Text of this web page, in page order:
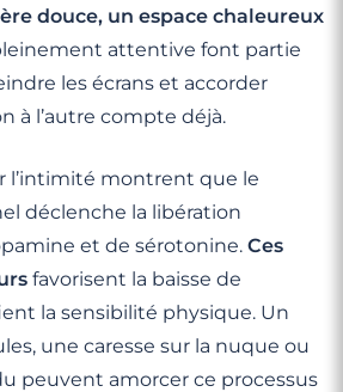
douce, un espace chaleureux
attentive font partie
les écrans et accorder
à l’autre compte déjà.
l’intimité montrent que le
déclenche la libération
et de sérotonine. Ces
favorisent la baisse de
la sensibilité physique. Un
une caresse sur la nuque ou
peuvent amorcer ce processus